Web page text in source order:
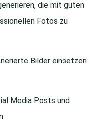
die mit guten
Fotos zu
Bilder einsetzen
Media Posts und